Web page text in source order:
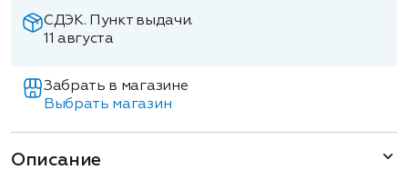
СДЭК. Пункт выдачи.
11 августа
Забрать в магазине
Выбрать магазин
Описание